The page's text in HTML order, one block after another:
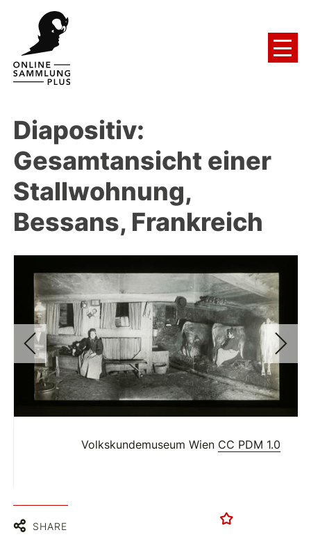
Diapositiv:
Gesamtansicht einer
Stallwohnung,
Bessans, Frankreich
Volkskundemuseum Wien CC PDM 1.0
SHARE